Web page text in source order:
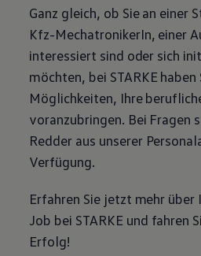
Entertainment und
Individualisieren
Wallbox und
Digitale Extras
Dienste für Ihr
Volkswagen Apps,
Handy und
Updates für
Über Ihr Auto
Vorgängermodelle
Assistenzsysteme
Digitale
Live Beratung
Magazin
Ganz gleich, ob Sie an einer
Kfz-MechatronikerIn, einer
interessiert sind oder sich
möchten, bei STARKE haben
Möglichkeiten, Ihre
voranzubringen. Bei Fragen
Redder aus unserer
Verfügung.
Erfahren Sie jetzt mehr über
Job bei STARKE und fahren
Erfolg!